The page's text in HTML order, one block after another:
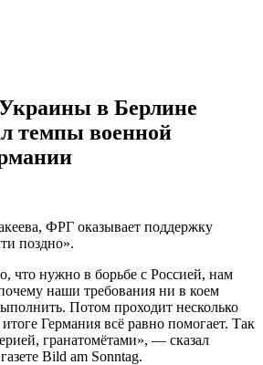
в Берлине
темпы военной
ФРГ оказывает поддержку
поздно».
что нужно в борьбе с Россией, нам
наши требования ни в коем
Потом проходит несколько
Германия всё равно помогает. Так
гранатомётами», — сказал
Bild am Sonntag.